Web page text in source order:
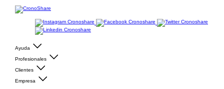
Ayuda
Profesionales
Clientes
Empresa